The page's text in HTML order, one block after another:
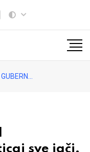
Milanović na istom putu
sve jači,